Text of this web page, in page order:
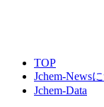
TOP
Jchem-News
Jchem-Data